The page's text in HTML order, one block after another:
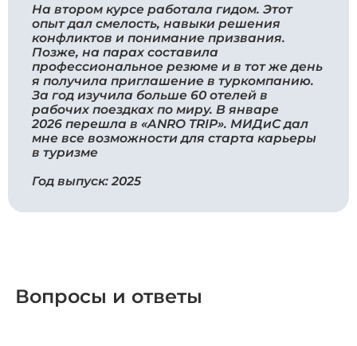
На втором курсе работала гидом. Этот
опыт дал смелость, навыки решения
конфликтов и понимание призвания.
Позже, на парах составила
профессиональное резюме и в тот же день
я получила приглашение в туркомпанию.
За год изучила больше 60 отелей в
рабочих поездках по миру. В январе
2026 перешла в «ANRO TRIP». МИДиС дал
мне все возможности для старта карьеры
в туризме
Год выпуск: 2025
Вопросы и ответы